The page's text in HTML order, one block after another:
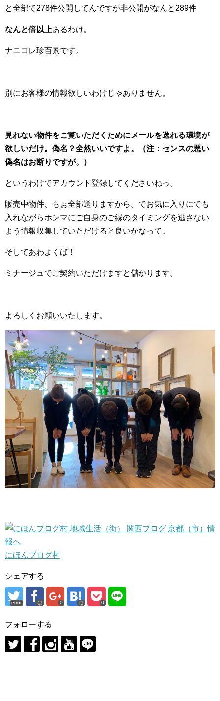
と全部で278件公開してんですが非公開がなんと289件
なんと倍以上あるわけ。
ナニコレ珍百景です。
別にお客様の情報欲しいわけじゃありません。
見れない物件をご覧いただくためにメールを送れる環境が
欲しいだけ。偽名？全然いいですよ。（注：センスの悪い
偽名はお断りですが。）
というわけでアカウント登録してくださいねっ。
販売中物件、もぉ全部送りますから。でお気に入りにでも
入れながらホンマにご自身のご縁のタイミングを逃さない
よう情報収集していただけると良いかなって。
そしてあわよくば！
ミナージュでご契約いただけますと儲かります。
よろしくお願いいたします。
にほんブログ村
シェアする
error 0 0
フォローする